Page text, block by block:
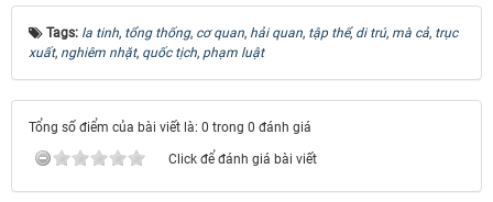
Tags: la tinh, tổng thống, cơ quan, hải quan, tập thể, di trú, mà cả, trục
xuất, nghiêm nhặt, quốc tịch, phạm luật
Tổng số điểm của bài viết là: 0 trong 0 đánh giá
Click để đánh giá bài viết